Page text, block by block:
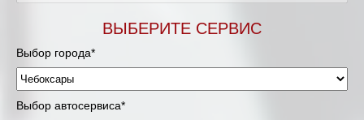
ВЫБЕРИТЕ СЕРВИС
Выбор города*
Выбор автосервиса*